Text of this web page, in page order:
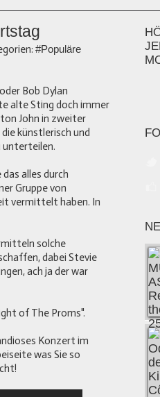
#Populäre
Bob Dylan
alte Sting doch immer
John in zweiter
künstlerisch und
unterteilen.
alles durch
Gruppe von
vermittelt haben. In
solche
dabei Stevie
ach ja der war
of The Proms".
Konzert im
was Sie so